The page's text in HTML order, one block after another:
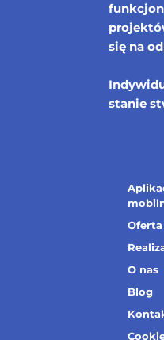
się na
stanie
Oferta
O nas
Blog